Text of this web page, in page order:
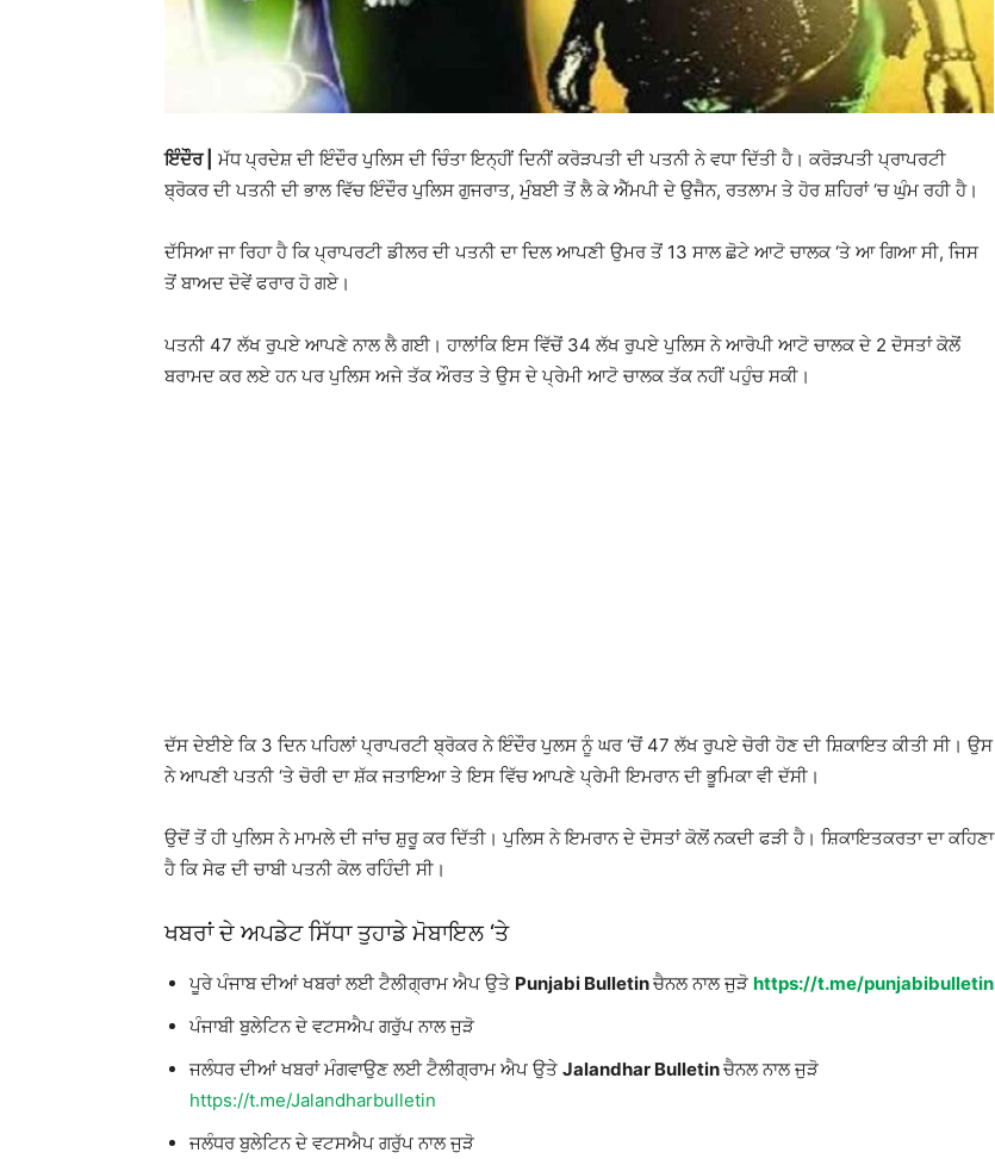
ਇੰਦੌਰ | ਮੱਧ ਪ੍ਰਦੇਸ਼ ਦੀ ਇੰਦੌਰ ਪੁਲਿਸ ਦੀ ਚਿੰਤਾ ਇਨ੍ਹੀਂ ਦਿਨੀਂ ਕਰੋੜਪਤੀ ਦੀ ਪਤਨੀ ਨੇ ਵਧਾ ਦਿੱਤੀ ਹੈ। ਕਰੋੜਪਤੀ ਪ੍ਰਾਪਰਟੀ
ਬ੍ਰੋਕਰ ਦੀ ਪਤਨੀ ਦੀ ਭਾਲ ਵਿੱਚ ਇੰਦੌਰ ਪੁਲਿਸ ਗੁਜਰਾਤ, ਮੁੰਬਈ ਤੋਂ ਲੈ ਕੇ ਐੱਮਪੀ ਦੇ ਉਜੈਨ, ਰਤਲਾਮ ਤੇ ਹੋਰ ਸ਼ਹਿਰਾਂ ‘ਚ ਘੁੰਮ ਰਹੀ ਹੈ।
ਦੱਸਿਆ ਜਾ ਰਿਹਾ ਹੈ ਕਿ ਪ੍ਰਾਪਰਟੀ ਡੀਲਰ ਦੀ ਪਤਨੀ ਦਾ ਦਿਲ ਆਪਣੀ ਉਮਰ ਤੋਂ 13 ਸਾਲ ਛੋਟੇ ਆਟੋ ਚਾਲਕ ‘ਤੇ ਆ ਗਿਆ ਸੀ, ਜਿਸ
ਤੋਂ ਬਾਅਦ ਦੋਵੇਂ ਫਰਾਰ ਹੋ ਗਏ।
ਪਤਨੀ 47 ਲੱਖ ਰੁਪਏ ਆਪਣੇ ਨਾਲ ਲੈ ਗਈ। ਹਾਲਾਂਕਿ ਇਸ ਵਿੱਚੋਂ 34 ਲੱਖ ਰੁਪਏ ਪੁਲਿਸ ਨੇ ਆਰੋਪੀ ਆਟੋ ਚਾਲਕ ਦੇ 2 ਦੋਸਤਾਂ ਕੋਲੋਂ
ਬਰਾਮਦ ਕਰ ਲਏ ਹਨ ਪਰ ਪੁਲਿਸ ਅਜੇ ਤੱਕ ਔਰਤ ਤੇ ਉਸ ਦੇ ਪ੍ਰੇਮੀ ਆਟੋ ਚਾਲਕ ਤੱਕ ਨਹੀਂ ਪਹੁੰਚ ਸਕੀ।
ਦੱਸ ਦੇਈਏ ਕਿ 3 ਦਿਨ ਪਹਿਲਾਂ ਪ੍ਰਾਪਰਟੀ ਬ੍ਰੋਕਰ ਨੇ ਇੰਦੌਰ ਪੁਲਸ ਨੂੰ ਘਰ ‘ਚੋਂ 47 ਲੱਖ ਰੁਪਏ ਚੋਰੀ ਹੋਣ ਦੀ ਸ਼ਿਕਾਇਤ ਕੀਤੀ ਸੀ। ਉਸ
ਨੇ ਆਪਣੀ ਪਤਨੀ ‘ਤੇ ਚੋਰੀ ਦਾ ਸ਼ੱਕ ਜਤਾਇਆ ਤੇ ਇਸ ਵਿੱਚ ਆਪਣੇ ਪ੍ਰੇਮੀ ਇਮਰਾਨ ਦੀ ਭੂਮਿਕਾ ਵੀ ਦੱਸੀ।
ਉਦੋਂ ਤੋਂ ਹੀ ਪੁਲਿਸ ਨੇ ਮਾਮਲੇ ਦੀ ਜਾਂਚ ਸ਼ੁਰੂ ਕਰ ਦਿੱਤੀ। ਪੁਲਿਸ ਨੇ ਇਮਰਾਨ ਦੇ ਦੋਸਤਾਂ ਕੋਲੋਂ ਨਕਦੀ ਫੜੀ ਹੈ। ਸ਼ਿਕਾਇਤਕਰਤਾ ਦਾ ਕਹਿਣਾ
ਹੈ ਕਿ ਸੇਫ ਦੀ ਚਾਬੀ ਪਤਨੀ ਕੋਲ ਰਹਿੰਦੀ ਸੀ।
ਖਬਰਾਂ ਦੇ ਅਪਡੇਟ ਸਿੱਧਾ ਤੁਹਾਡੇ ਮੋਬਾਇਲ ‘ਤੇ
ਪੂਰੇ ਪੰਜਾਬ ਦੀਆਂ ਖਬਰਾਂ ਲਈ ਟੈਲੀਗ੍ਰਾਮ ਐਪ ਉਤੇ Punjabi Bulletinਚੈਨਲ ਨਾਲ ਜੁੜੋ https://t.me/punjabibulletin
ਪੰਜਾਬੀ ਬੁਲੇਟਿਨ ਦੇ ਵਟਸਐਪ ਗਰੁੱਪ ਨਾਲ ਜੁੜੋ
ਜਲੰਧਰ ਦੀਆਂ ਖਬਰਾਂ ਮੰਗਵਾਉਣ ਲਈ ਟੈਲੀਗ੍ਰਾਮ ਐਪ ਉਤੇ Jalandhar Bulletinਚੈਨਲ ਨਾਲ ਜੁੜੋ
https://t.me/Jalandharbulletin
ਜਲੰਧਰ ਬੁਲੇਟਿਨ ਦੇ ਵਟਸਐਪ ਗਰੁੱਪ ਨਾਲ ਜੁੜੋ